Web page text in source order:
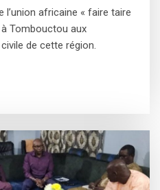
l’union africaine « faire taire
Tombouctou aux
de cette région.